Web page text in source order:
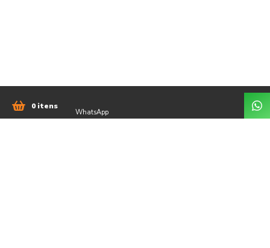
0 itens
WhatsApp